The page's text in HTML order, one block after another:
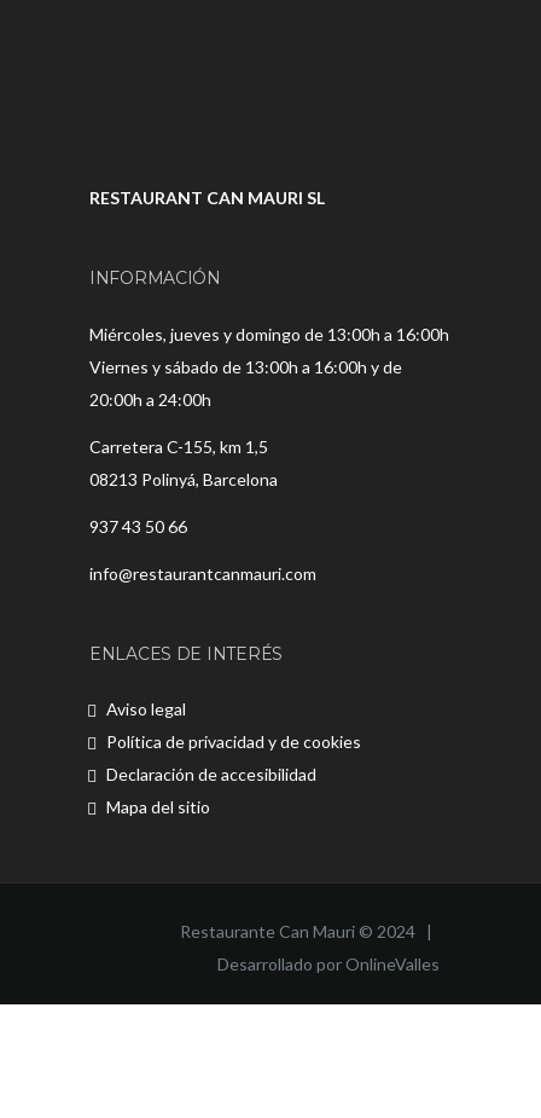
RESTAURANT CAN MAURI SL
INFORMACIÓN
Miércoles, jueves y domingo de 13:00h a 16:00h
Viernes y sábado de 13:00h a 16:00h y de
20:00h a 24:00h
Carretera C-155, km 1,5
08213 Polinyá, Barcelona
937 43 50 66
info@restaurantcanmauri.com
ENLACES DE INTERÉS
Aviso legal
Política de privacidad y de cookies
Declaración de accesibilidad
Mapa del sitio
Restaurante Can Mauri © 2024 |
Desarrollado por OnlineValles